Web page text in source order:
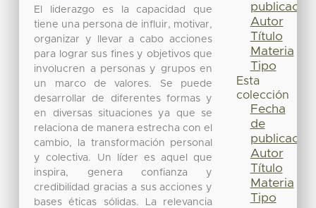
El liderazgo es la capacidad que
tiene una persona de influir, motivar,
organizar y llevar a cabo acciones
para lograr sus fines y objetivos que
involucren a personas y grupos en
un marco de valores. Se puede
desarrollar de diferentes formas y
en diversas situaciones ya que se
relaciona de manera estrecha con el
cambio, la transformación personal
y colectiva. Un líder es aquel que
inspira, genera confianza y
credibilidad gracias a sus acciones y
bases éticas sólidas. La relevancia
publicación
Autor
Título
Materia
Tipo
Esta
colección
Fecha
de
publicación
Autor
Título
Materia
Tipo